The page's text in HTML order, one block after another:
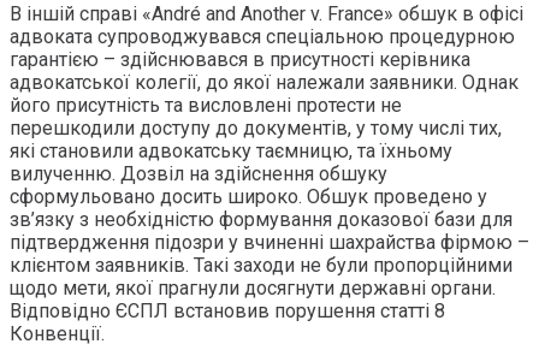
В іншій справі «André and Another v. France» обшук в офісі
адвоката супроводжувався спеціальною процедурною
гарантією – здійснювався в присутності керівника
адвокатської колегії, до якої належали заявники. Однак
його присутність та висловлені протести не
перешкодили доступу до документів, у тому числі тих,
які становили адвокатську таємницю, та їхньому
вилученню. Дозвіл на здійснення обшуку
сформульовано досить широко. Обшук проведено у
зв’язку з необхідністю формування доказової бази для
підтвердження підозри у вчиненні шахрайства фірмою –
клієнтом заявників. Такі заходи не були пропорційними
щодо мети, якої прагнули досягнути державні органи.
Відповідно ЄСПЛ встановив порушення статті 8
Конвенції.